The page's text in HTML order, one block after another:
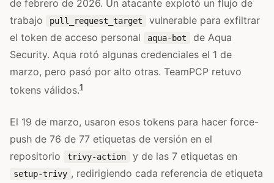
de febrero de 2026. Un atacante explotó un flujo de
trabajo
pull_request_target
vulnerable para exfiltrar
el token de acceso personal
aqua-bot
de Aqua
Security. Aqua rotó algunas credenciales el 1 de
marzo, pero pasó por alto otras. TeamPCP retuvo
tokens válidos.1
El 19 de marzo, usaron esos tokens para hacer force-
push de 76 de 77 etiquetas de versión en el
repositorio
trivy-action y de las 7 etiquetas en
setup-trivy , redirigiendo cada referencia de etiqueta